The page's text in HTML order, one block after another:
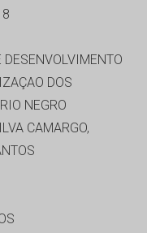
DESENVOLVIMENTO
DOS
NEGRO
CAMARGO,